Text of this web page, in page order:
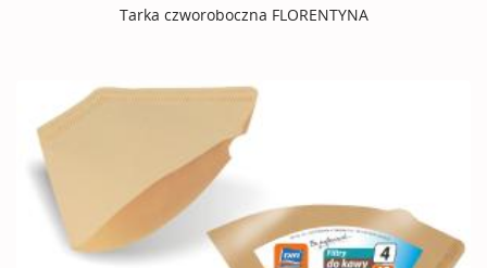
Tarka czworoboczna FLORENTYNA